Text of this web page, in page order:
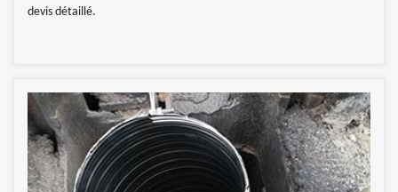
devis détaillé.